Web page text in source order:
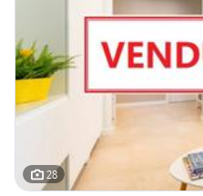
28